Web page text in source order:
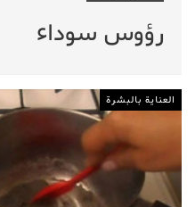
رؤوس سوداء
العناية بالبشرة